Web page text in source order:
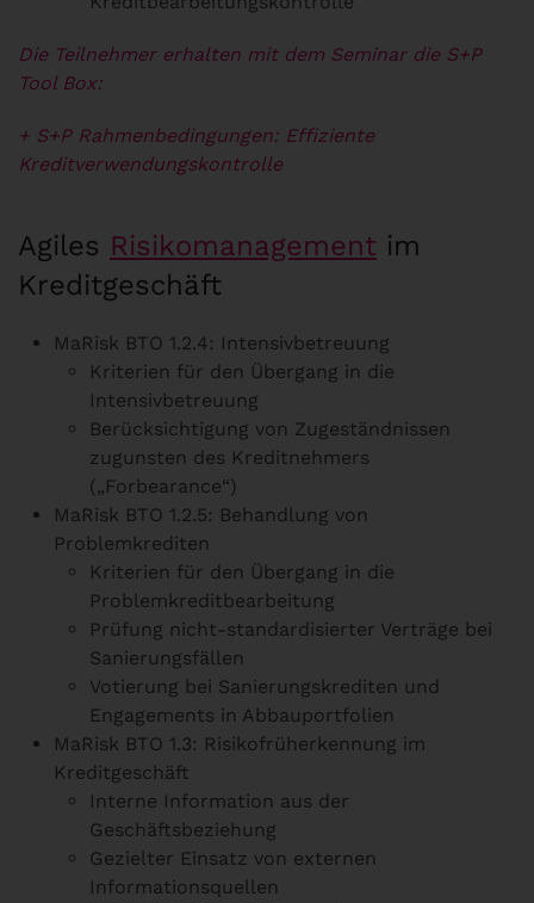
Die Teilnehmer erhalten mit dem Seminar die S+P
Tool Box:
+ S+P Rahmenbedingungen: Effiziente
Kreditverwendungskontrolle
Agiles Risikomanagement im
Kreditgeschäft
MaRisk BTO 1.2.4: Intensivbetreuung
Kriterien für den Übergang in die
Intensivbetreuung
Berücksichtigung von Zugeständnissen
zugunsten des Kreditnehmers
(„Forbearance“)
MaRisk BTO 1.2.5: Behandlung von
Problemkrediten
Kriterien für den Übergang in die
Problemkreditbearbeitung
Prüfung nicht-standardisierter Verträge bei
Sanierungsfällen
Votierung bei Sanierungskrediten und
Engagements in Abbauportfolien
MaRisk BTO 1.3: Risikofrüherkennung im
Kreditgeschäft
Interne Information aus der
Geschäftsbeziehung
Gezielter Einsatz von externen
Informationsquellen